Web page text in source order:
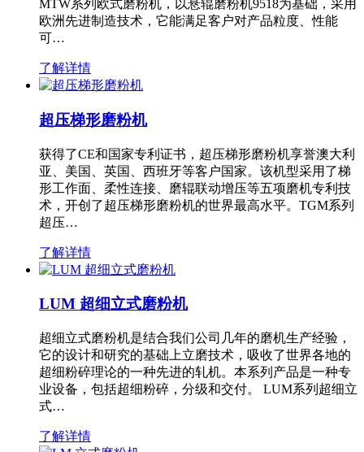
MTW系列欧式磨粉机，以悬辊磨粉机9518为基础，采用
欧洲先进制造技术，它能满足客户对产品粒度、性能
可…
了解详情
超压梯形磨粉机
获得了CE和国家专利证书，超压梯形磨粉机享誉澳大利
亚、美国、英国、西班牙等客户国家。该机型采用了梯
形工作面、柔性连接、磨辊联动增压等五项磨机专利技
术，开创了超压梯形磨粉机的世界最高水平。TGM系列
超压…
了解详情
LUM 超细立式磨粉机
超细立式磨粉机是结合我们公司几年的磨机生产经验，
它的设计和研究的基础上立磨技术，吸收了世界各地的
超细粉碎理论的一种先进的轧机。本系列产品是一种专
业设备，包括超细粉碎，分级和交付。 LUM系列超细立
式…
了解详情